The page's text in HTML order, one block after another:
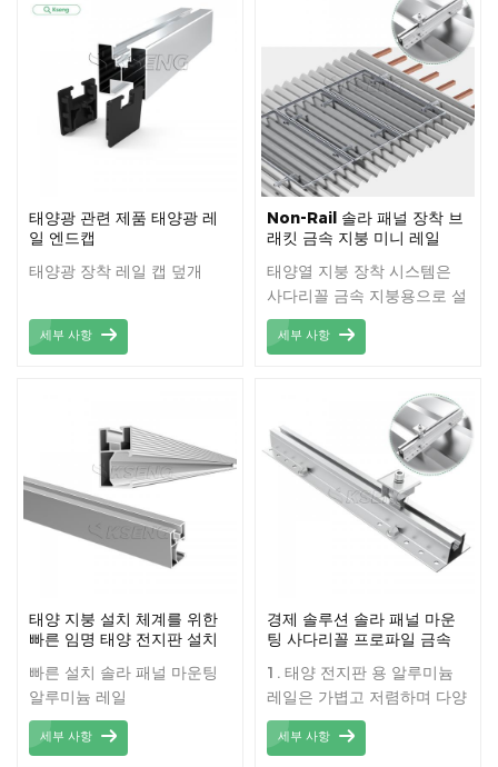
습기로부터 보호하고 장기적
인 성능을 향상시킵니다.
태양광 관련 제품 태양광 레
일 엔드캡
태양광 장착 레일 캡 덮개
세부 사항
Non-Rail 솔라 패널 장착 브
래킷 금속 지붕 미니 레일
태양열 지붕 장착 시스템은
사다리꼴 금속 지붕용으로 설
계된 지붕 미니 레일을 활용
하여 많은 비용을 절감할 수
세부 사항
태양 지붕 설치 체계를 위한
빠른 임명 태양 전지판 설치
빠른 설치 솔라 패널 마운팅
알루미늄 레일
세부 사항
경제 솔루션 솔라 패널 마운
팅 사다리꼴 프로파일 금속
드 클램프 솔라 미니 레일
1. 태양 전지판 용 알루미늄
레일은 가볍고 저렴하며 다양
한 후크 및 고정 장치에 사용
할 수 있습니다. 2. 태양 광
세부 사항